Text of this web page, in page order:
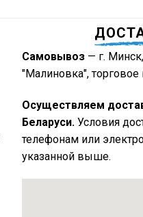
Самовывоз— г.
"Малиновка",
Осуществляем
Беларуси. Условия
телефонам или
указанной выше.